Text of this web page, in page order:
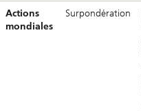
Actions
mondiales
Surpondération